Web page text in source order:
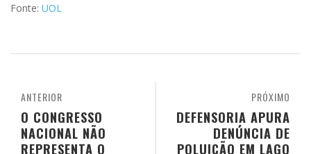
Fonte: UOL
PRÓXIMO
DEFENSORIA APURA
DENÚNCIA DE
POLUIÇÃO EM LAGO
ANTERIOR
O CONGRESSO
NACIONAL NÃO
REPRESENTA O